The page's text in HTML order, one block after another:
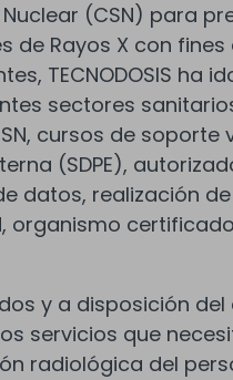
(CSN) para
de Rayos X con fines
TECNODOSIS ha
sectores
cursos de soporte
(SDPE),
datos, realización de
organismo
y a disposición del
servicios que
radiológica del